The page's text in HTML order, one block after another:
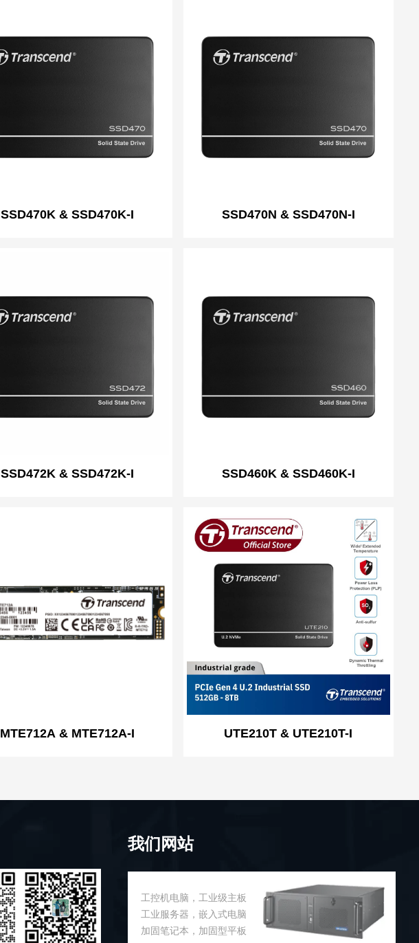
SSD470K & SSD470K-I SSD470N & SSD470N-I
SSD472K & SSD472K-I SSD460K & SSD460K-I
MTE712A & MTE712A-I UTE210T & UTE210T-I
我们网站
工控机电脑，工业级主板
工业服务器，嵌入式电脑
加固笔记本，加固型平板